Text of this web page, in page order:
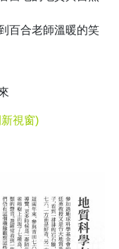
百合老師溫暖的笑
視窗)